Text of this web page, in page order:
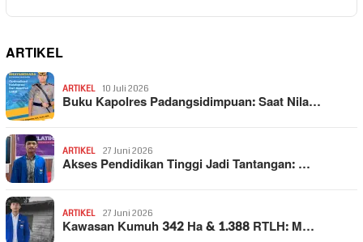
ARTIKEL
ARTIKEL 10 Juli 2026
Buku Kapolres Padangsidimpuan: Saat Nila…
ARTIKEL 27 Juni 2026
Akses Pendidikan Tinggi Jadi Tantangan: …
ARTIKEL 27 Juni 2026
Kawasan Kumuh 342 Ha & 1.388 RTLH: M…